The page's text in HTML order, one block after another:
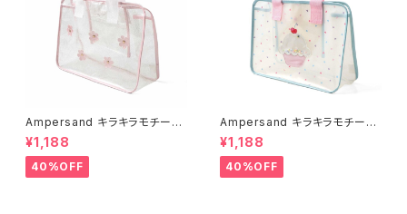
Ampersand キラキラモチーフ
プールバッグ/PK
¥1,188
40%OFF
Ampersand キラキラモチーフ
プールバッグ/SS
¥1,188
40%OFF